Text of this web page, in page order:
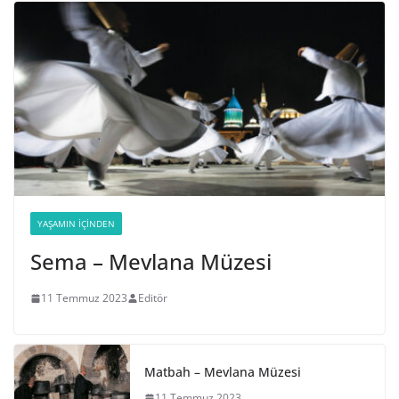
YAŞAMIN İÇINDEN
Sema – Mevlana Müzesi
11 Temmuz 2023 Editör
Matbah – Mevlana Müzesi